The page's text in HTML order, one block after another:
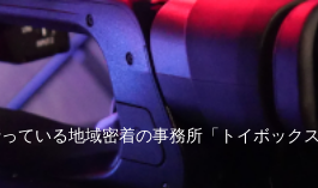
ている地域密着の事務所「トイボック